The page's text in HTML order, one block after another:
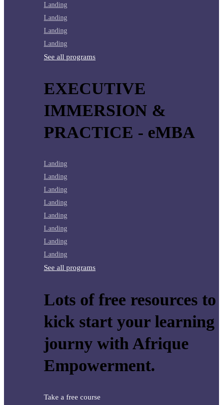
Landing
Landing
Landing
Landing
See all programs
EXECUTIVE
IMMERSION &
PRACTICE - eMBA
Landing
Landing
Landing
Landing
Landing
Landing
Landing
Landing
See all programs
Lots of free resources to
kick start your learning
journy with Afrique
Empowerment.
Take a free course